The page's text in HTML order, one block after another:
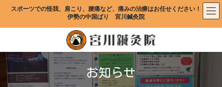
テ
に
ゲ
ョ
スポーツでの怪我、肩こり、腰痛など、痛みの治療はお任せください！
伊勢の中国ばり　宮川鍼灸院
お知らせ